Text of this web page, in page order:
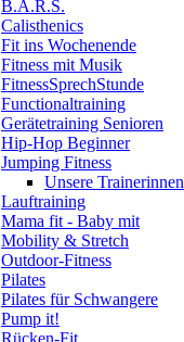
B.A.R.S.
Calisthenics
Fit ins Wochenende
Fitness mit Musik
FitnessSprechStunde
Functionaltraining
Gerätetraining Senioren
Hip-Hop Beginner
Jumping Fitness
Unsere Trainerinnen
Lauftraining
Mama fit - Baby mit
Mobility & Stretch
Outdoor-Fitness
Pilates
Pilates für Schwangere
Pump it!
Rücken-Fit